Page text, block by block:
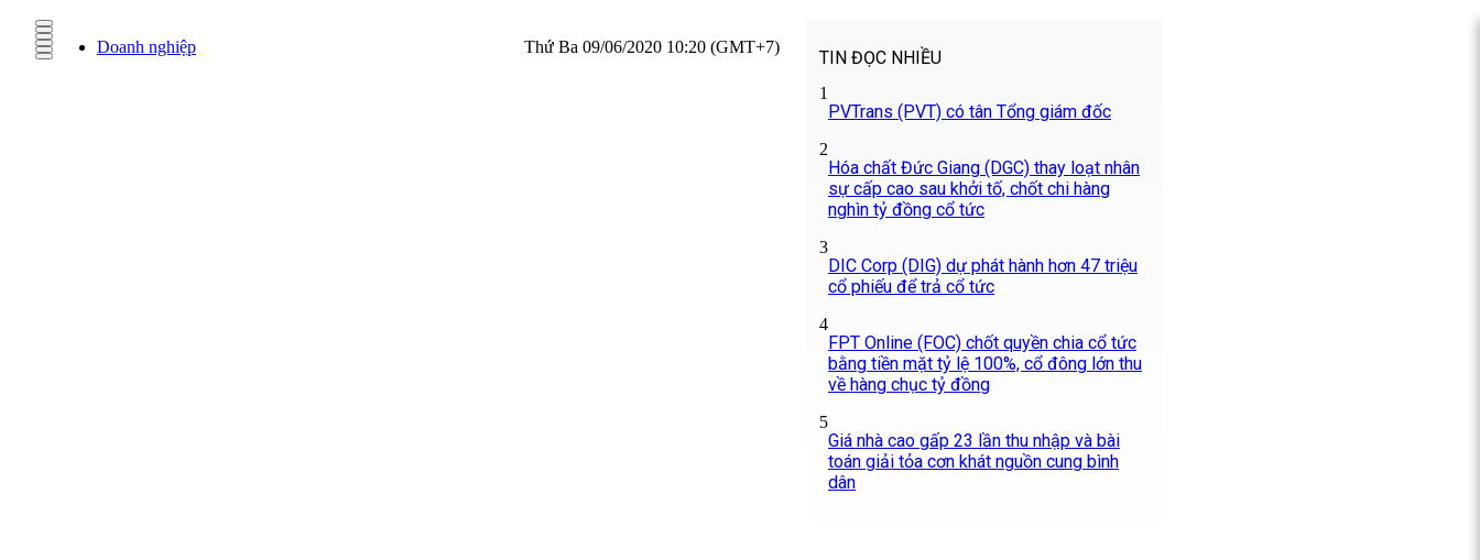
Doanh nghiệp Thứ Ba 09/06/2020 10:20 (GMT+7)
TIN ĐỌC NHIỀU
1
PVTrans (PVT) có tân Tổng giám đốc
2
Hóa chất Đức Giang (DGC) thay loạt nhân
sự cấp cao sau khởi tố, chốt chi hàng
nghìn tỷ đồng cổ tức
3
DIC Corp (DIG) dự phát hành hơn 47 triệu
cổ phiếu để trả cổ tức
4
FPT Online (FOC) chốt quyền chia cổ tức
bằng tiền mặt tỷ lệ 100%, cổ đông lớn thu
về hàng chục tỷ đồng
5
Giá nhà cao gấp 23 lần thu nhập và bài
toán giải tỏa cơn khát nguồn cung bình
dân